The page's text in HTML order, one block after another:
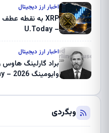
اخبار ارز دیجیتال
– U.Today
اخبار ارز دیجیتال
براد گارلینگ
وایومینگ 2026 – U.Today
وبگردی